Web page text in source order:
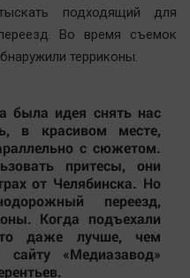
подходящий для
Во время съемок
терриконы.
была идея снять нас
в красивом месте,
с сюжетом.
притесы, они
от Челябинска. Но
переезд,
Когда подъехали
даже лучше, чем
«Медиазавод»